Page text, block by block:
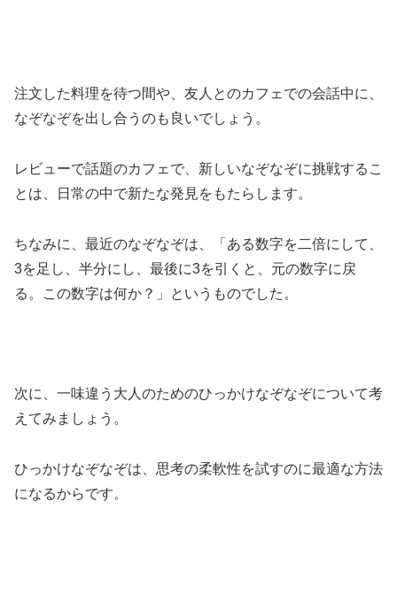
注文した料理を待つ間や、友人とのカフェでの会話中に、
なぞなぞを出し合うのも良いでしょう。
レビューで話題のカフェで、新しいなぞなぞに挑戦するこ
とは、日常の中で新たな発見をもたらします。
ちなみに、最近のなぞなぞは、「ある数字を二倍にして、
3を足し、半分にし、最後に3を引くと、元の数字に戻
る。この数字は何か？」というものでした。
次に、一味違う大人のためのひっかけなぞなぞについて考
えてみましょう。
ひっかけなぞなぞは、思考の柔軟性を試すのに最適な方法
になるからです。